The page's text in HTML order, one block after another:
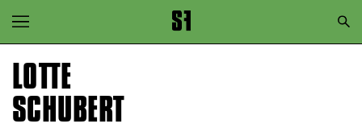
Zur Hauptnavigation springen
Zum Hauptinhalt springen
Zum Footer springen
LOTTE
SCHUBERT